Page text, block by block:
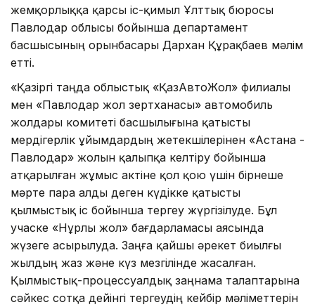
жемқорлыққа қарсы іс-қимыл Ұлттық бюросы
Павлодар облысы бойынша департамент
басшысының орынбасары Дархан Құрақбаев мәлім
етті.
«Қазіргі таңда облыстық «ҚазАвтоЖол» филиалы
мен «Павлодар жол зертханасы» автомобиль
жолдары комитеті басшылығына қатысты
мердігерлік ұйымдардың жетекшілерінен «Астана -
Павлодар» жолын қалыпқа келтіру бойынша
атқарылған жұмыс актіне қол қою үшін бірнеше
мәрте пара алды деген күдікке қатысты
қылмыстық іс бойынша тергеу жүргізілуде. Бұл
учаске «Нұрлы жол» бағдарламасы аясында
жүзеге асырылуда. Заңға қайшы әрекет биылғы
жылдың жаз және күз мезгілінде жасалған.
Қылмыстық-процессуалдық заңнама талаптарына
сәйкес сотқа дейінгі тергеудің кейбір мәліметтерін